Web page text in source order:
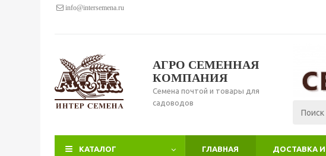
info@intersemena.ru
АГРО СЕМЕННАЯ
КОМПАНИЯ
Семена почтой и товары для
садоводов
КАТАЛОГ ГЛАВНАЯ ДОСТАВКА